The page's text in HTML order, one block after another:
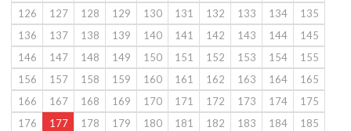
126
127 128 129 130 131 132 133 134
135
136
137 138 139 140 141 142 143 144
145
146
147 148 149 150 151 152 153 154
155
156
157 158 159 160 161 162 163 164
165
166
167 168 169 170 171 172 173 174
175
176
177 178 179 180 181 182 183 184
185